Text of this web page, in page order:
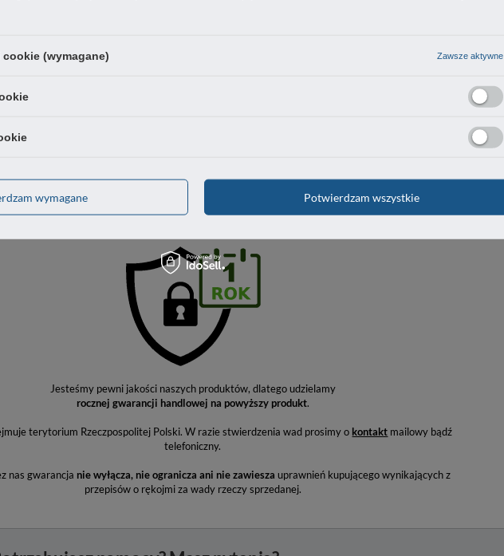
Jesteśmy pewni jakości naszych produktów, dlatego udzielamy
rocznej gwarancji handlowej na powyższy produkt.
terytorium Rzeczpospolitej Polski. W razie stwierdzenia wad prosimy o kontakt mailowy bądź
telefoniczny.
nas gwarancja nie wyłącza, nie ogranicza ani nie zawiesza uprawnień kupującego wynikających z
przepisów o rękojmi za wady rzeczy sprzedanej.
(wymagane) Zawsze aktywne
wymagane Potwierdzam wszystkie